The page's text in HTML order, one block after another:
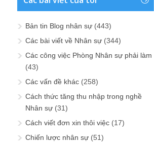
Bản tin Blog nhân sự (443)
Các bài viết về Nhân sự (344)
Các công việc Phòng Nhân sự phải làm
(43)
Các vấn đề khác (258)
Cách thức tăng thu nhập trong nghề
Nhân sự (31)
Cách viết đơn xin thôi việc (17)
Chiến lược nhân sự (51)